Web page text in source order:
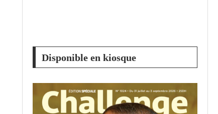
Disponible en kiosque